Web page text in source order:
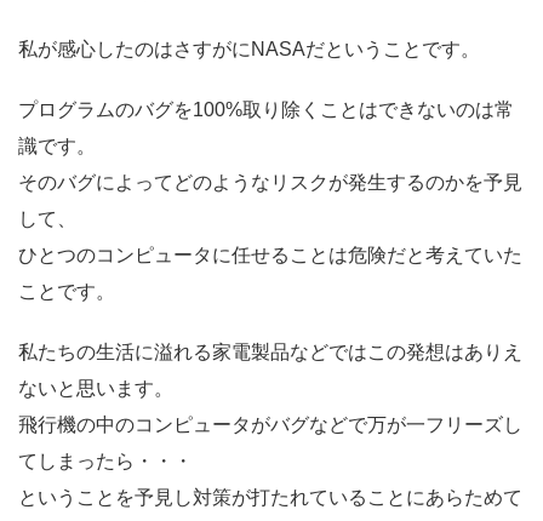
私が感心したのはさすがにNASAだということです。
プログラムのバグを100%取り除くことはできないのは常
識です。
そのバグによってどのようなリスクが発生するのかを予見
して、
ひとつのコンピュータに任せることは危険だと考えていた
ことです。
私たちの生活に溢れる家電製品などではこの発想はありえ
ないと思います。
飛行機の中のコンピュータがバグなどで万が一フリーズし
てしまったら・・・
ということを予見し対策が打たれていることにあらためて